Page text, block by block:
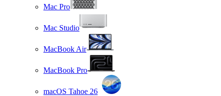
Mac Pro
Mac Studio
MacBook Air
MacBook Pro
macOS Tahoe 26